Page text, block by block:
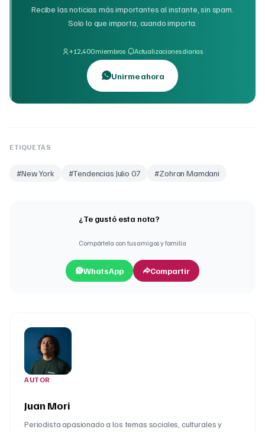
Recibe las noticias más importantes al instante, sin spam.
Solo lo que importa, cuando importa.
+12,400 miembros· Actualizaciones diarias
Unirme ahora
ETIQUETAS
#New York #Tendencias Julio 07 #Zohran Mamdani
¿Te gustó esta nota?
Compártela con tus amigos y familia
WhatsApp Compartir
AUTOR
Juan Mori
Periodista apasionado a los temas sociales, culturales y